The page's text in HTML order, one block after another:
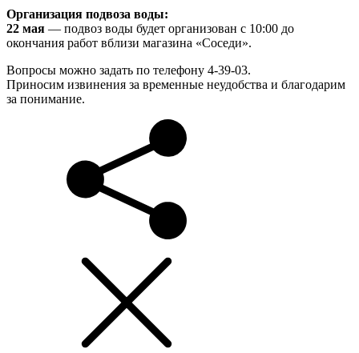
Организация подвоза воды:
22 мая — подвоз воды будет организован с 10:00 до
окончания работ вблизи магазина «Соседи».
Вопросы можно задать по телефону 4-39-03.
Приносим извинения за временные неудобства и благодарим
за понимание.